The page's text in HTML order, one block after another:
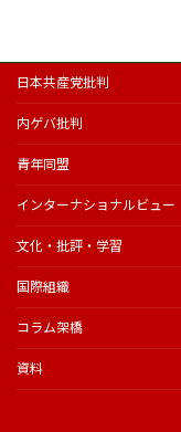
日本共産党批判
内ゲバ批判
青年同盟
インターナショナルビュー
文化・批評・学習
国際組織
コラム架橋
資料